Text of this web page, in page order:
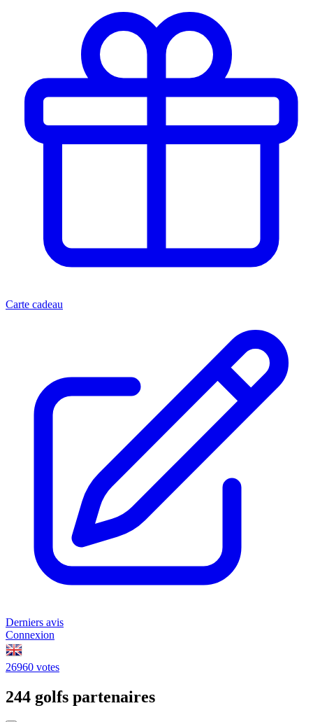
Carte cadeau
Derniers avis
Connexion
26960 votes
244 golfs partenaires